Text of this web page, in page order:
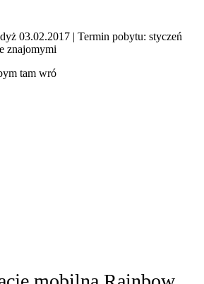
03.02.2017 | Termin pobytu: styczeń
znajomymi
tam wró